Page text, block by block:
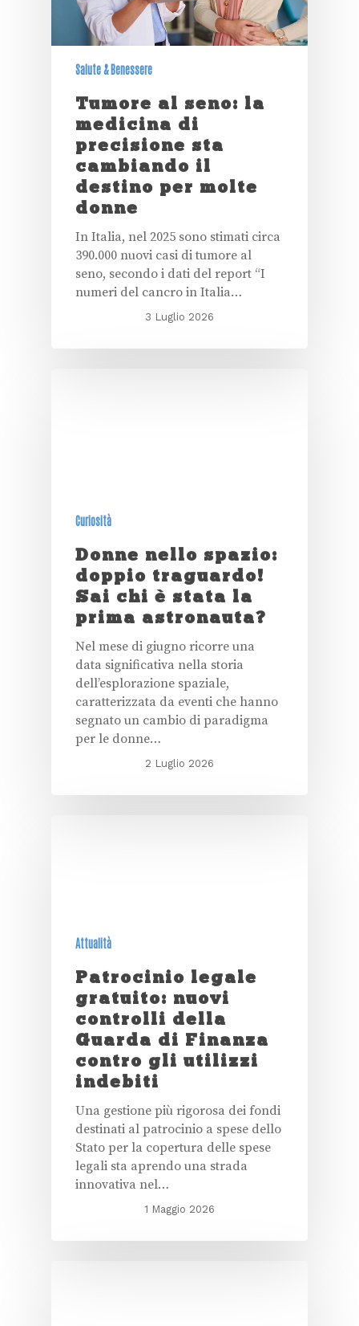
Salute & Benessere
Tumore al seno: la
medicina di
precisione sta
cambiando il
destino per molte
donne
In Italia, nel 2025 sono stimati circa
390.000 nuovi casi di tumore al
seno, secondo i dati del report “I
numeri del cancro in Italia…
3 Luglio 2026
Curiosità
Donne nello spazio:
doppio traguardo!
Sai chi è stata la
prima astronauta?
Nel mese di giugno ricorre una
data significativa nella storia
dell’esplorazione spaziale,
caratterizzata da eventi che hanno
segnato un cambio di paradigma
per le donne…
2 Luglio 2026
Attualità
Patrocinio legale
gratuito: nuovi
controlli della
Guarda di Finanza
contro gli utilizzi
indebiti
Una gestione più rigorosa dei fondi
destinati al patrocinio a spese dello
Stato per la copertura delle spese
legali sta aprendo una strada
innovativa nel…
1 Maggio 2026